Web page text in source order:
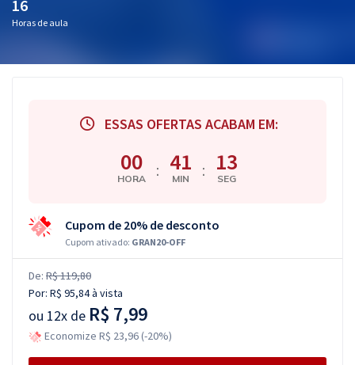
16
Horas de aula
ESSAS OFERTAS ACABAM EM:
00
HORA : 41
MIN : 12
SEG
Cupom de 20% de desconto
Cupom ativado: GRAN20-OFF
De: R$ 119,80
Por: R$ 95,84à vista
ou 12x de R$ 7,99
Economize R$ 23,96 (-20%)